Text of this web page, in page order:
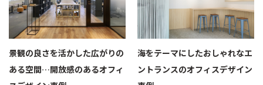
景観の良さを活かした広がりの
ある空間…開放感のあるオフィ
海をテーマにしたおしゃれなエ
ントランスのオフィスデザイン